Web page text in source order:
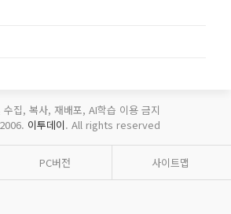
수집, 복사, 재배포, AI학습 이용 금지
이투데이. All rights reserved
PC버전 사이트맵